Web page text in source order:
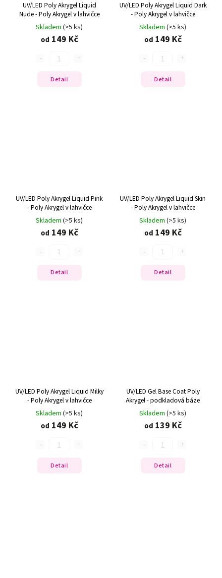
UV/LED Poly Akrygel Liquid
Nude - Poly Akrygel v lahvičce
Skladem (>5 ks)
od 149 Kč
Detail
UV/LED Poly Akrygel Liquid Dark
- Poly Akrygel v lahvičce
Skladem (>5 ks)
od 149 Kč
Detail
UV/LED Poly Akrygel Liquid Pink
- Poly Akrygel v lahvičce
Skladem (>5 ks)
od 149 Kč
Detail
UV/LED Poly Akrygel Liquid Skin
- Poly Akrygel v lahvičce
Skladem (>5 ks)
od 149 Kč
Detail
UV/LED Poly Akrygel Liquid Milky
- Poly Akrygel v lahvičce
Skladem (>5 ks)
od 149 Kč
Detail
UV/LED Gel Base Coat Poly
Akrygel - podkladová báze
Skladem (>5 ks)
od 139 Kč
Detail